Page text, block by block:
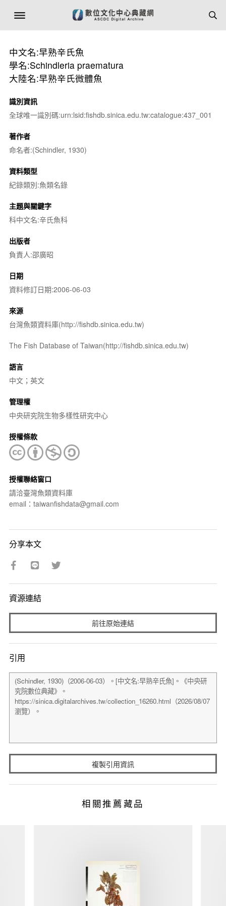
中文名:早熟辛氏魚
學名:Schindleria praematura
大陸名:早熟辛氏微體魚
識別資訊
全球唯一識別碼:urn:lsid:fishdb.sinica.edu.tw:catalogue:437_001
著作者
命名者:(Schindler, 1930)
資料類型
紀錄類別:魚類名錄
主題與關鍵字
科中文名:辛氏魚科
出版者
負責人:邵廣昭
日期
資料修訂日期:2006-06-03
來源
台灣魚類資料庫(http://fishdb.sinica.edu.tw)
The Fish Database of Taiwan(http://fishdb.sinica.edu.tw)
語言
中文；英文
管理權
中央研究院生物多樣性研究中心
授權條款
授權聯絡窗口
請洽臺灣魚類資料庫
email：taiwanfishdata@gmail.com
分享本文
資源連結
前往原始連結
引用
複製引用資訊
相關推薦藏品